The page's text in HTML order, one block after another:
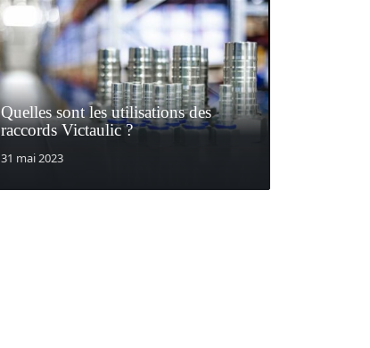
Quelles sont les utilisations des
raccords Victaulic ?
31 mai 2023